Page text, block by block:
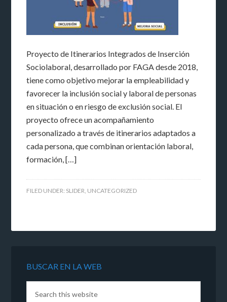
Proyecto de Itinerarios Integrados de Inserción
Sociolaboral, desarrollado por FAGA desde 2018,
tiene como objetivo mejorar la empleabilidad y
favorecer la inclusión social y laboral de personas
en situación o en riesgo de exclusión social. El
proyecto ofrece un acompañamiento
personalizado a través de itinerarios adaptados a
cada persona, que combinan orientación laboral,
formación, […]
FILED UNDER: SLIDER, UNCATEGORIZED
BUSCAR EN LA WEB